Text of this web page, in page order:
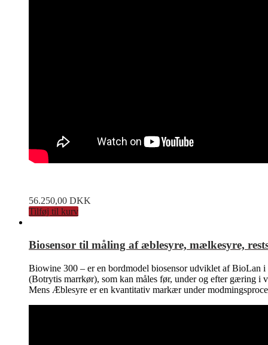
56.250,00 DKK
Tilføj til kurv
Biosensor til måling af æblesyre, mælkesyre,
Biowine 300 – er en bordmodel biosensor udviklet af
(Botrytis marrkør), som kan måles før, under og efter gæring
Mens Æblesyre er en kvantitativ markær under